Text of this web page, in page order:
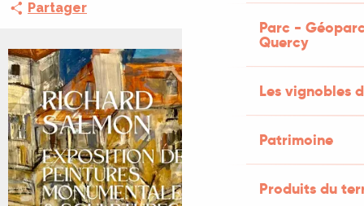
Parc -
Quercy
Les vignobles
Patrimoine
Produits du
Partager